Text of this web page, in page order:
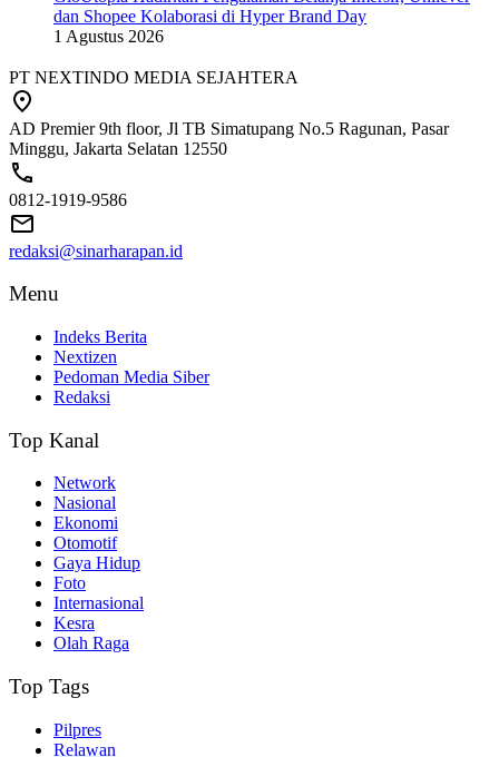
dan Shopee Kolaborasi di Hyper Brand Day
1 Agustus 2026
PT NEXTINDO MEDIA SEJAHTERA
AD Premier 9th floor, Jl TB Simatupang No.5 Ragunan, Pasar
Minggu, Jakarta Selatan 12550
0812-1919-9586
redaksi@sinarharapan.id
Menu
Indeks Berita
Nextizen
Pedoman Media Siber
Redaksi
Top Kanal
Network
Nasional
Ekonomi
Otomotif
Gaya Hidup
Foto
Internasional
Kesra
Olah Raga
Top Tags
Pilpres
Relawan